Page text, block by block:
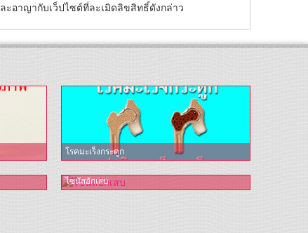
ะอาญากับเว็ปไซต์ที่ละเมิดลิขสิทธิ์ดังกล่าว
โรคมะเร็งกระดูก
ไซนัสอักเสบ